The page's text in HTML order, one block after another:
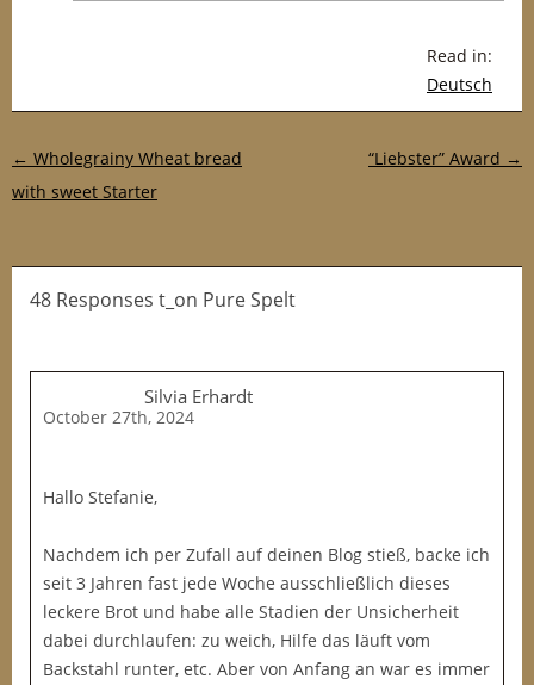
Read in:
Deutsch
Post navigation
← Wholegrainy Wheat bread
with sweet Starter
“Liebster” Award →
48 Responses t_on Pure Spelt
Silvia Erhardt
October 27th, 2024
Hallo Stefanie,
Nachdem ich per Zufall auf deinen Blog stieß, backe ich
seit 3 Jahren fast jede Woche ausschließlich dieses
leckere Brot und habe alle Stadien der Unsicherheit
dabei durchlaufen: zu weich, Hilfe das läuft vom
Backstahl runter, etc. Aber von Anfang an war es immer